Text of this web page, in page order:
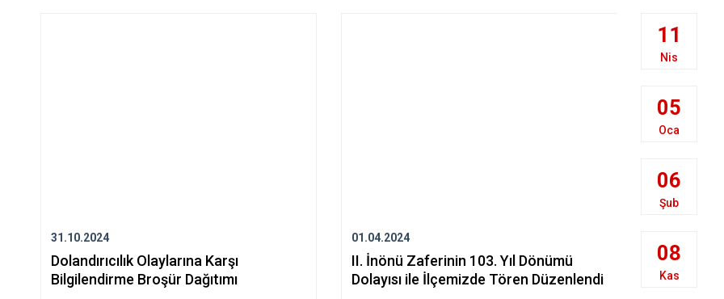
Beylikova
Çifteler
Han
İnönü
31.10.2024
Dolandırıcılık Olaylarına Karşı
Bilgilendirme Broşür Dağıtımı
01.04.2024
II. İnönü Zaferinin 103. Yıl Dönümü
Dolayısı ile İlçemizde Tören Düzenlendi
11
Nis
05
Oca
06
Şub
08
Kas